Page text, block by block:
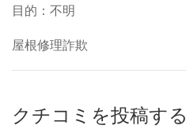
目的：不明
屋根修理詐欺
クチコミを投稿する